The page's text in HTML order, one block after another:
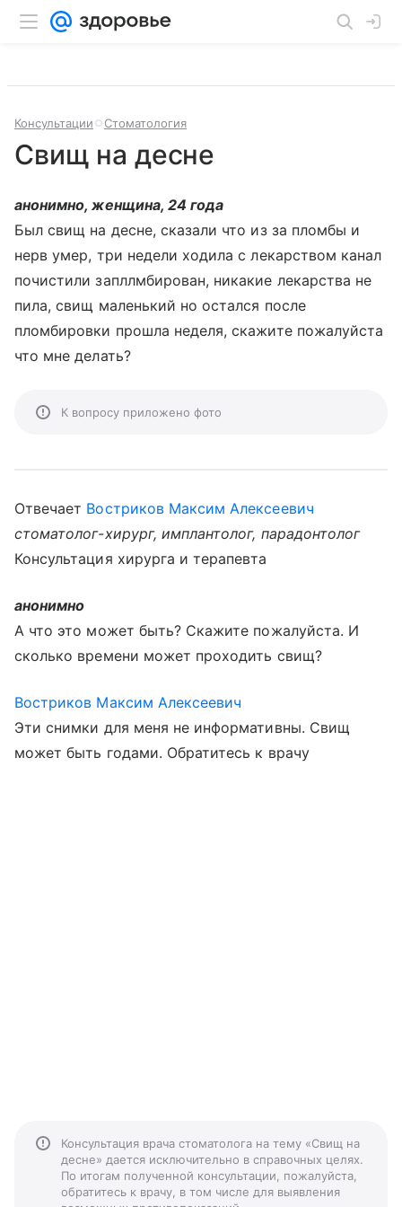
Консультации Стоматология
Свищ на десне
анонимно, женщина, 24 года
Был свищ на десне, сказали что из за пломбы и
нерв умер, три недели ходила с лекарством канал
почистили запллмбирован, никакие лекарства не
пила, свищ маленький но остался после
пломбировки прошла неделя, скажите пожалуйста
что мне делать?
К вопросу приложено фото
Отвечает Востриков Максим Алексеевич
стоматолог-хирург, имплантолог, парадонтолог
Консультация хирурга и терапевта
анонимно
А что это может быть? Скажите пожалуйста. И
сколько времени может проходить свищ?
Востриков Максим Алексеевич
Эти снимки для меня не информативны. Свищ
может быть годами. Обратитесь к врачу
Консультация врача стоматолога на тему «Свищ на
десне» дается исключительно в справочных целях.
По итогам полученной консультации, пожалуйста,
обратитесь к врачу, в том числе для выявления